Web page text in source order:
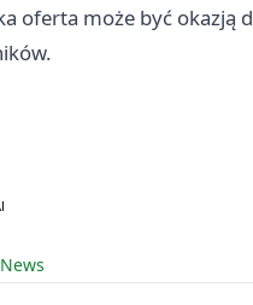
oferta może być okazją